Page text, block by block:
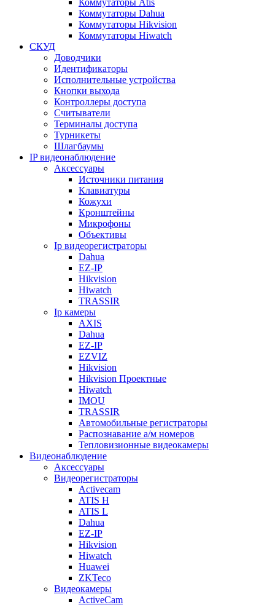
Коммутаторы Atis
Коммутаторы Dahua
Коммутаторы Hikvision
Коммутаторы Hiwatch
СКУД
Доводчики
Идентификаторы
Исполнительные устройства
Кнопки выхода
Контроллеры доступа
Считыватели
Терминалы доступа
Турникеты
Шлагбаумы
IP видеонаблюдение
Аксессуары
Источники питания
Клавиатуры
Кожухи
Кронштейны
Микрофоны
Объективы
Ip видеорегистраторы
Dahua
EZ-IP
Hikvision
Hiwatch
TRASSIR
Ip камеры
AXIS
Dahua
EZ-IP
EZVIZ
Hikvision
Hikvision Проектные
Hiwatch
IMOU
TRASSIR
Автомобильные регистраторы
Распознавание а/м номеров
Тепловизионные видеокамеры
Видеонаблюдение
Аксессуары
Видеорегистраторы
Activecam
ATIS H
ATIS L
Dahua
EZ-IP
Hikvision
Hiwatch
Huawei
ZKTeco
Видеокамеры
ActiveCam